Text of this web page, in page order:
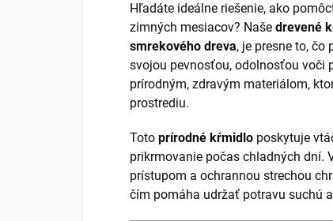
Hľadáte ideálne riešenie, ako
zimných mesiacov? Naše drevené
smrekového dreva, je presne to, čo
svojou pevnosťou, odolnosťou voči
prírodným, zdravým materiálom,
prostrediu.
Toto prírodné kŕmidlo poskytuje
prikrmovanie počas chladných dní.
prístupom a ochrannou strechou
čím pomáha udržať potravu suchú